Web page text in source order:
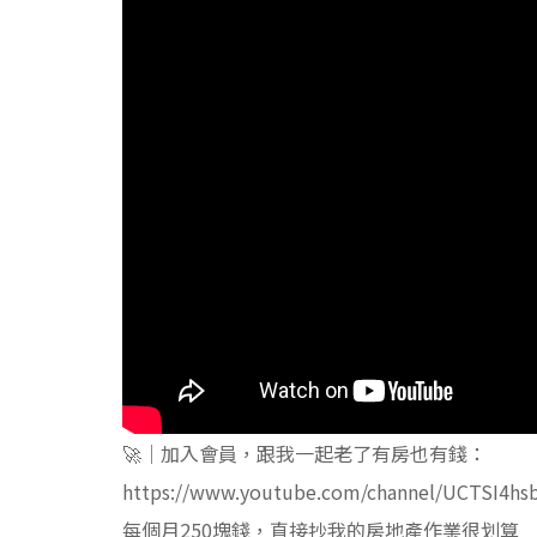
🚀｜加入會員，跟我一起老了有房也有錢：
https://www.youtube.com/channel/
每個月250塊錢，直接抄我的房地產作業很划算